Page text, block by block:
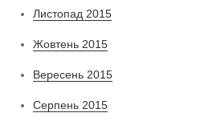
Листопад 2015
Жовтень 2015
Вересень 2015
Серпень 2015